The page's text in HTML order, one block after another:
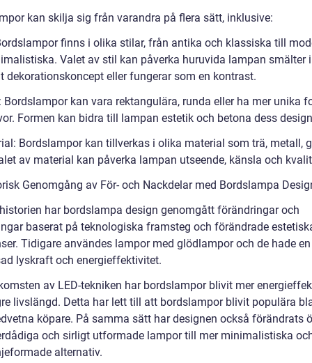
kan skilja sig från varandra på flera sätt, inklusive:
finns i olika stilar, från antika och klassiska till
Valet av stil kan påverka huruvida lampan smälter
dekorationskoncept eller fungerar som en kontrast.
Bordslampor kan vara rektangulära, runda eller ha mer unika
Formen kan bidra till lampan estetik och betona dess
Bordslampor kan tillverkas i olika material som trä, metall,
av material kan påverka lampan utseende, känsla och
Genomgång av För- och Nackdelar med Bordslampa
har bordslampa design genomgått förändringar och
baserat på teknologiska framsteg och förändrade
Tidigare användes lampor med glödlampor och de hade en
lyskraft och energieffektivitet.
av LED-tekniken har bordslampor blivit mer
livslängd. Detta har lett till att bordslampor blivit populära
köpare. På samma sätt har designen också förändrats
och sirligt utformade lampor till mer minimalistiska
alternativ.